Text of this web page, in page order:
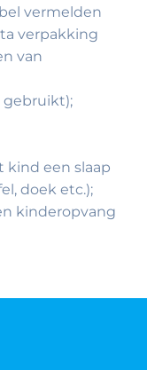
vermelden
verpakking
van
gebruikt);
kind een slaap
doek etc.);
kinderopvang